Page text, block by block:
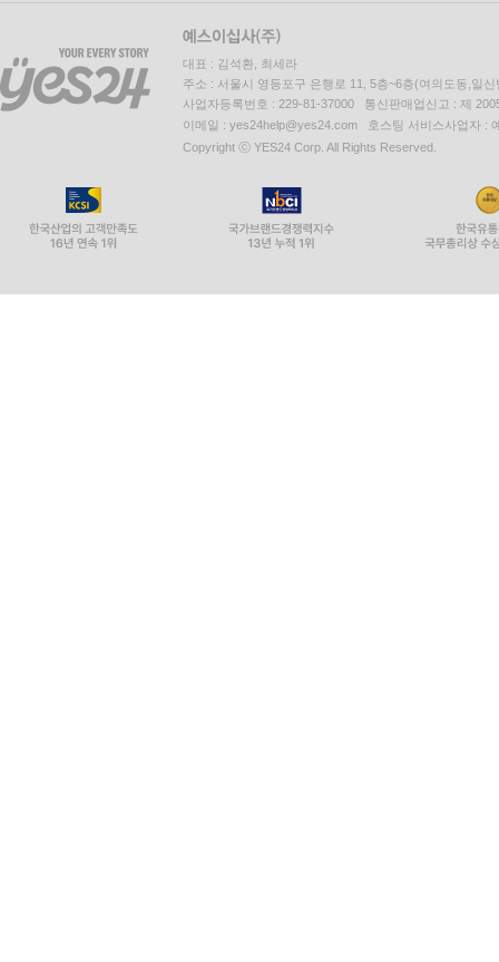
대표 : 김석환, 최세라
주소 : 서울시 영등포구 은행로 11, 5층~6층(여의도동,일신
사업자등록번호 : 229-81-37000 통신판매업신고 : 제
이메일 : yes24help@yes24.com 호스팅 서비스사업자 :
Copyright ⓒ YES24 Corp. All Rights Reserved.